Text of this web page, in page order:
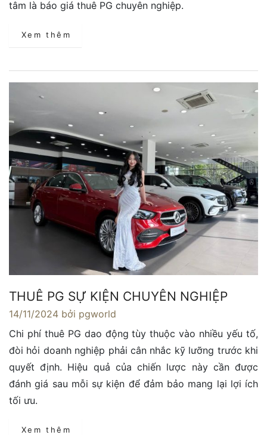
tâm là báo giá thuê PG chuyên nghiệp.
Xem thêm
THUÊ PG SỰ KIỆN CHUYÊN NGHIỆP
14/11/2024 bởi pgworld
Chi phí thuê PG dao động tùy thuộc vào nhiều yếu tố,
đòi hỏi doanh nghiệp phải cân nhắc kỹ lưỡng trước khi
quyết định. Hiệu quả của chiến lược này cần được
đánh giá sau mỗi sự kiện để đảm bảo mang lại lợi ích
tối ưu.
Xem thêm